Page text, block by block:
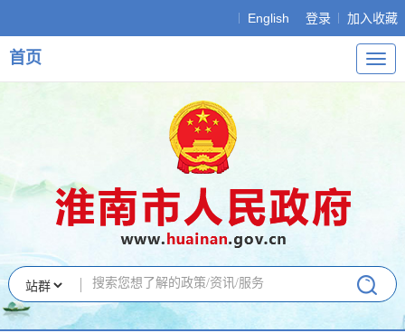
English 登录 加入收藏
导
航
首页